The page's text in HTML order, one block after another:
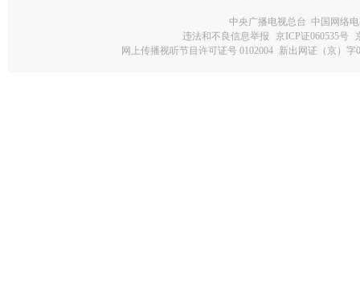
中央广播电视总台 中国网络
违法和不良信息举报
京ICP证060535号
网上传播视听节目许可证号 0102004 新出网证（京）